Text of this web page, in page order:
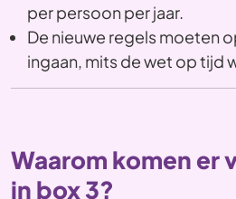
per persoon per jaar.
De nieuwe regels moeten
ingaan, mits de wet op tijd
Waarom komen er
in box 3?